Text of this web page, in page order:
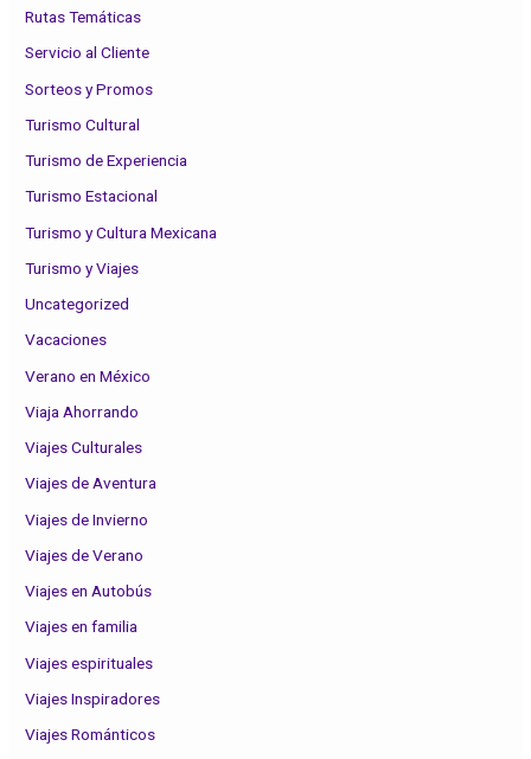
Rutas Temáticas
Servicio al Cliente
Sorteos y Promos
Turismo Cultural
Turismo de Experiencia
Turismo Estacional
Turismo y Cultura Mexicana
Turismo y Viajes
Uncategorized
Vacaciones
Verano en México
Viaja Ahorrando
Viajes Culturales
Viajes de Aventura
Viajes de Invierno
Viajes de Verano
Viajes en Autobús
Viajes en familia
Viajes espirituales
Viajes Inspiradores
Viajes Románticos